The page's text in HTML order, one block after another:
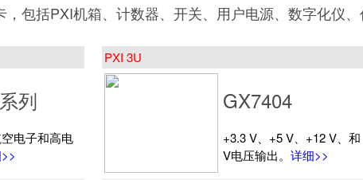
包括PXI机箱、计数器、开关、用户电源、数字化仪
列
电子和高电
PXI 3U
GX7404
+3.3 V、+5 V、+12 V、
V电压输出。 详细>>